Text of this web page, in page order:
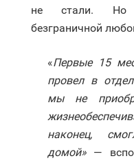
не стали. Но
безграничной
«Первые 15
провел в
мы не
наконец,
домой»‎ —